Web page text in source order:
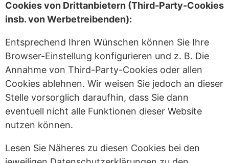
Cookies von Drittanbietern (Third-Party-Cookies
insb. von Werbetreibenden):
Entsprechend Ihren Wünschen können Sie Ihre
Browser-Einstellung konfigurieren und z. B. Die
Annahme von Third-Party-Cookies oder allen
Cookies ablehnen. Wir weisen Sie jedoch an dieser
Stelle vorsorglich daraufhin, dass Sie dann
eventuell nicht alle Funktionen dieser Website
nutzen können.
Lesen Sie Näheres zu diesen Cookies bei den